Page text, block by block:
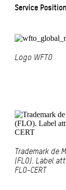
Service
Logo WFTO
Trademark de
(FLO). Label
FLO-CERT